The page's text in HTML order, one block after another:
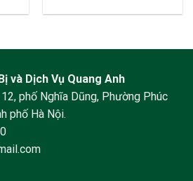
và Dịch Vụ Quang Anh
phố Nghĩa Dũng, Phường Phúc
phố Hà Nội.